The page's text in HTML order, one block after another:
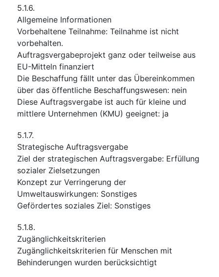
5.1.6.
Allgemeine Informationen
Vorbehaltene Teilnahme: Teilnahme ist nicht
vorbehalten.
Auftragsvergabeprojekt ganz oder teilweise aus
EU-Mitteln finanziert
Die Beschaffung fällt unter das Übereinkommen
über das öffentliche Beschaffungswesen: nein
Diese Auftragsvergabe ist auch für kleine und
mittlere Unternehmen (KMU) geeignet: ja
5.1.7.
Strategische Auftragsvergabe
Ziel der strategischen Auftragsvergabe: Erfüllung
sozialer Zielsetzungen
Konzept zur Verringerung der
Umweltauswirkungen: Sonstiges
Gefördertes soziales Ziel: Sonstiges
5.1.8.
Zugänglichkeitskriterien
Zugänglichkeitskriterien für Menschen mit
Behinderungen wurden berücksichtigt